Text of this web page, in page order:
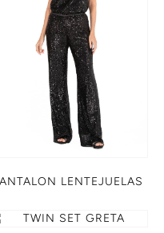
LENTEJUELAS